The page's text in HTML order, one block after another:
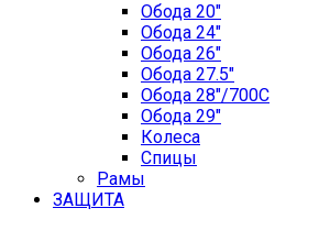
Обода 20"
Обода 24"
Обода 26"
Обода 27.5"
Обода 28"/700C
Обода 29"
Колеса
Спицы
Рамы
ЗАЩИТА